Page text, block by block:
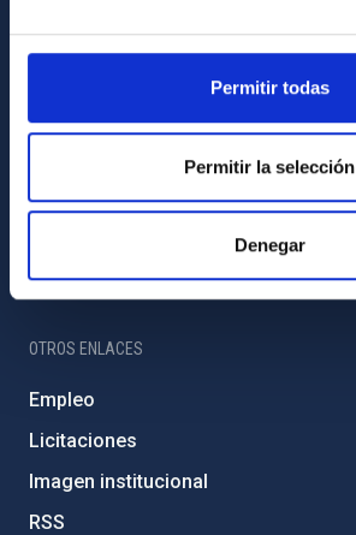
Permitir todas
Permitir la selección
Denegar
Mapa web
Políticas de privacidad
Aviso legal
Accesibilidad
OTROS ENLACES
Empleo
Licitaciones
Imagen institucional
RSS